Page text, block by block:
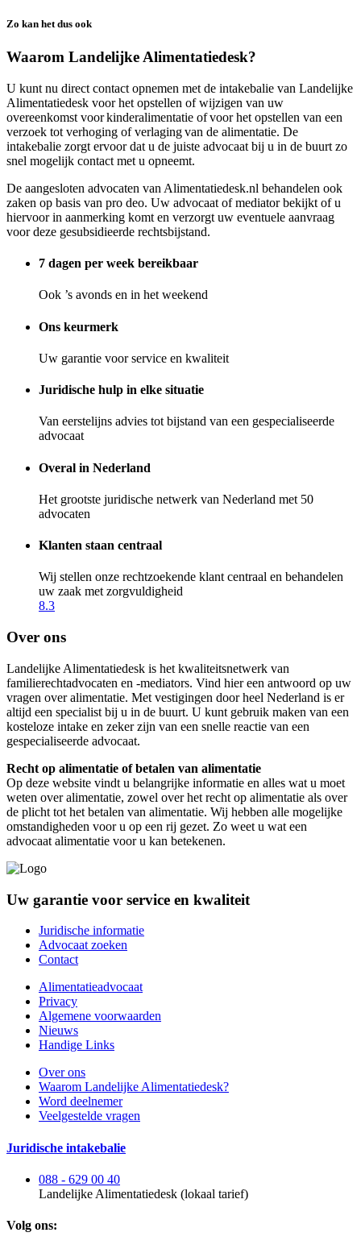
Zo kan het dus ook
Waarom Landelijke Alimentatiedesk?
U kunt nu direct contact opnemen met de intakebalie van Landelijke
Alimentatiedesk voor het opstellen of wijzigen van uw
overeenkomst voor kinderalimentatie of voor het opstellen van een
verzoek tot verhoging of verlaging van de alimentatie. De
intakebalie zorgt ervoor dat u de juiste advocaat bij u in de buurt zo
snel mogelijk contact met u opneemt.
De aangesloten advocaten van Alimentatiedesk.nl behandelen ook
zaken op basis van pro deo. Uw advocaat of mediator bekijkt of u
hiervoor in aanmerking komt en verzorgt uw eventuele aanvraag
voor deze gesubsidieerde rechtsbijstand.
7 dagen per week bereikbaar
Ook ’s avonds en in het weekend
Ons keurmerk
Uw garantie voor service en kwaliteit
Juridische hulp in elke situatie
Van eerstelijns advies tot bijstand van een gespecialiseerde
advocaat
Overal in Nederland
Het grootste juridische netwerk van Nederland met 50
advocaten
Klanten staan centraal
Wij stellen onze rechtzoekende klant centraal en behandelen
uw zaak met zorgvuldigheid
8.3
Over ons
Landelijke Alimentatiedesk is het kwaliteitsnetwerk van
familierechtadvocaten en -mediators. Vind hier een antwoord op uw
vragen over alimentatie. Met vestigingen door heel Nederland is er
altijd een specialist bij u in de buurt. U kunt gebruik maken van een
kosteloze intake en zeker zijn van een snelle reactie van een
gespecialiseerde advocaat.
Recht op alimentatie of betalen van alimentatie
Op deze website vindt u belangrijke informatie en alles wat u moet
weten over alimentatie, zowel over het recht op alimentatie als over
de plicht tot het betalen van alimentatie. Wij hebben alle mogelijke
omstandigheden voor u op een rij gezet. Zo weet u wat een
advocaat alimentatie voor u kan betekenen.
Uw garantie voor service en kwaliteit
Juridische informatie
Advocaat zoeken
Contact
Alimentatieadvocaat
Privacy
Algemene voorwaarden
Nieuws
Handige Links
Over ons
Waarom Landelijke Alimentatiedesk?
Word deelnemer
Veelgestelde vragen
Juridische intakebalie
088 - 629 00 40
Landelijke Alimentatiedesk (lokaal tarief)
Volg ons: